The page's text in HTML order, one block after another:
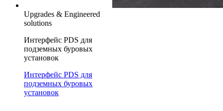
Upgrades & Engineered
solutions
Интерфейс PDS для
подземных буровых
установок
Интерфейс PDS для
подземных буровых
установок